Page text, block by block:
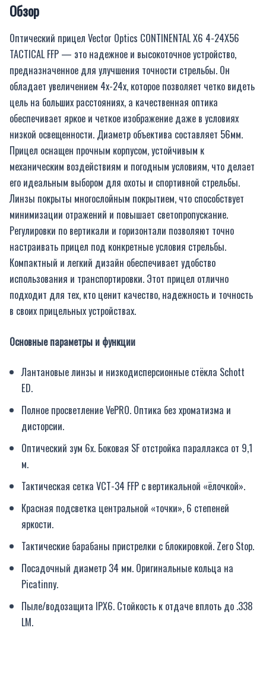
Обзор
Оптический прицел Vector Optics CONTINENTAL X6 4-24X56
TACTICAL FFP — это надежное и высокоточное устройство,
предназначенное для улучшения точности стрельбы. Он
обладает увеличением 4х-24х, которое позволяет четко видеть
цель на больших расстояниях, а качественная оптика
обеспечивает яркое и четкое изображение даже в условиях
низкой освещенности. Диаметр объектива составляет 56мм.
Прицел оснащен прочным корпусом, устойчивым к
механическим воздействиям и погодным условиям, что делает
его идеальным выбором для охоты и спортивной стрельбы.
Линзы покрыты многослойным покрытием, что способствует
минимизации отражений и повышает светопропускание.
Регулировки по вертикали и горизонтали позволяют точно
настраивать прицел под конкретные условия стрельбы.
Компактный и легкий дизайн обеспечивает удобство
использования и транспортировки. Этот прицел отлично
подходит для тех, кто ценит качество, надежность и точность
в своих прицельных устройствах.
Основные параметры и функции
Лантановые линзы и низкодисперсионные стёкла Schott
ED.
Полное просветление VePRO. Оптика без хроматизма и
дисторсии.
Оптический зум 6x. Боковая SF отстройка параллакса от 9,1
м.
Тактическая сетка VCT-34 FFP с вертикальной «ёлочкой».
Красная подсветка центральной «точки», 6 степеней
яркости.
Тактические барабаны пристрелки с блокировкой. Zero Stop.
Посадочный диаметр 34 мм. Оригинальные кольца на
Picatinny.
Пыле/водозащита IPX6. Стойкость к отдаче вплоть до .338
LM.